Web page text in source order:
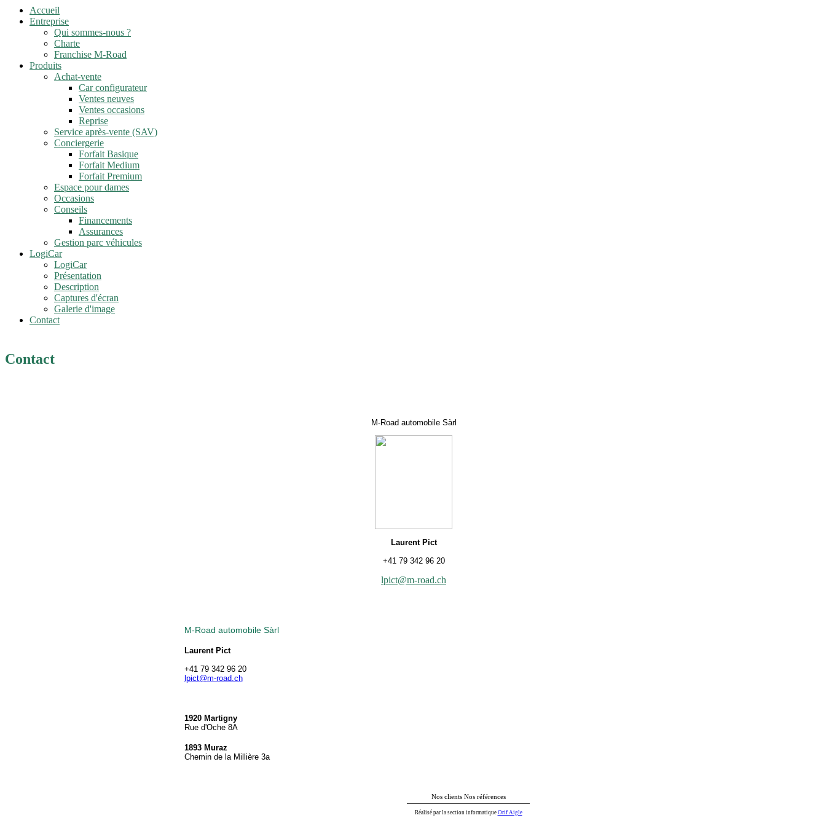
Accueil
Entreprise
Qui sommes-nous ?
Charte
Franchise M-Road
Produits
Achat-vente
Car configurateur
Ventes neuves
Ventes occasions
Reprise
Service après-vente (SAV)
Conciergerie
Forfait Basique
Forfait Medium
Forfait Premium
Espace pour dames
Occasions
Conseils
Financements
Assurances
Gestion parc véhicules
LogiCar
LogiCar
Présentation
Description
Captures d'écran
Galerie d'image
Contact
Contact
M-Road automobile Sàrl
Laurent Pict
+41 79 342 96 20
lpict@m-road.ch
M-Road automobile Sàrl
Laurent Pict
+41 79 342 96 20
lpict@m-road.ch
1920 Martigny
Rue d'Oche 8A
1893 Muraz
Chemin de la Millière 3a
Nos clients Nos références
Réalisé par la section informatique Orif Aigle